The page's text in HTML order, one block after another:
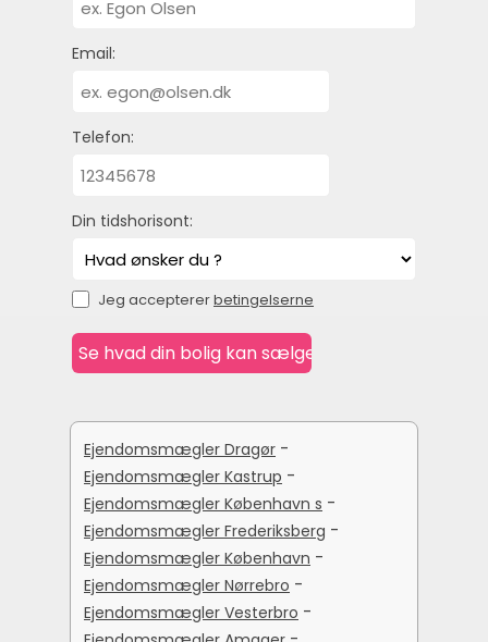
Email:
Telefon:
Din tidshorisont:
Jeg acceptererbetingelserne
Ejendomsmægler Dragør -
Ejendomsmægler Kastrup -
Ejendomsmægler København s -
Ejendomsmægler Frederiksberg -
Ejendomsmægler København -
Ejendomsmægler Nørrebro -
Ejendomsmægler Vesterbro -